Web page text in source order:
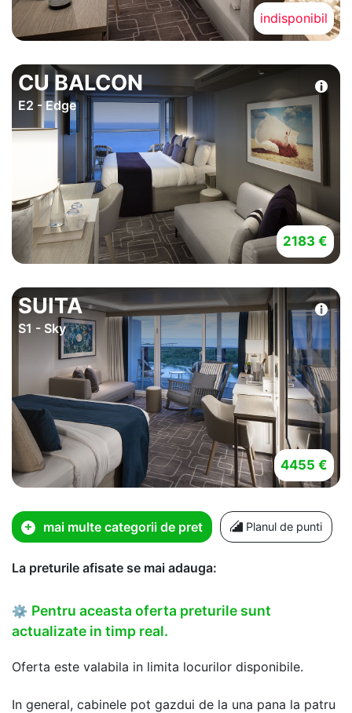
indisponibil
CU BALCON
E2 - Edge
2183 €
SUITA
S1 - Sky
4455 €
mai multe categorii de pret Planul de punti
La preturile afisate se mai adauga:
⚙ Pentru aceasta oferta preturile sunt
actualizate in timp real.
Oferta este valabila in limita locurilor disponibile.
In general, cabinele pot gazdui de la una pana la patru